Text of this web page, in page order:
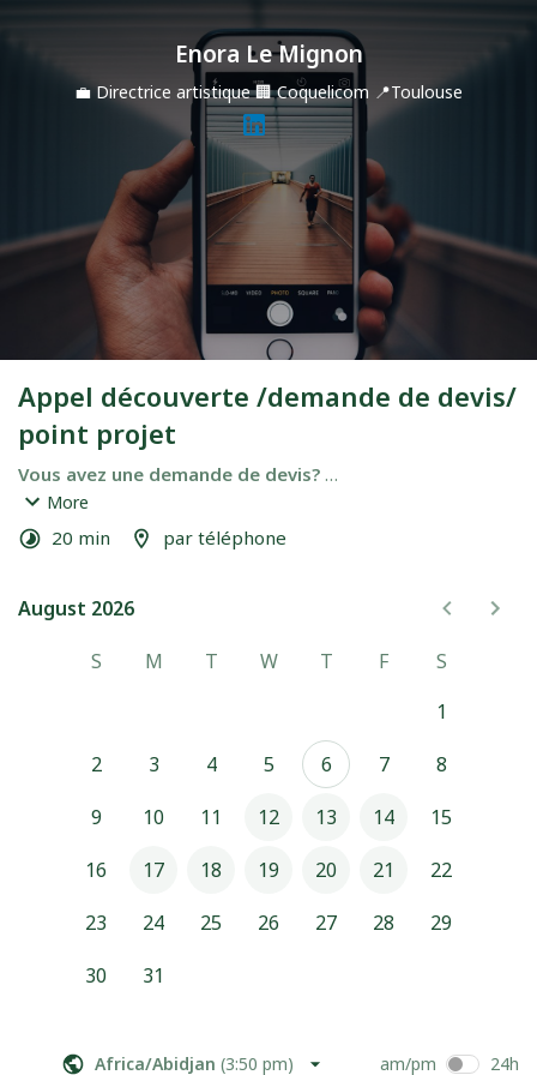
Enora Le Mignon
💼 Directrice artistique 🏢 Coquelicom 📍Toulouse
Appel découverte /demande de devis/
point projet
Vous avez une demande de devis?
Prenons RDV pour un appel téléphonique "découverte de
votre besoin".
Nous échangerons sur votre métier, votre besoin, votre
délais et des étapes.
More
20 min par téléphone
August 2026
August 2026
S
M T W T F
S
1
2
3 4 5 6 7
8
9
10 11 12 13 14
15
16
17 18 19 20 21
22
23
24 25 26 27 28
29
30
31
Africa/Abidjan (3:50 pm) am/pm 24h